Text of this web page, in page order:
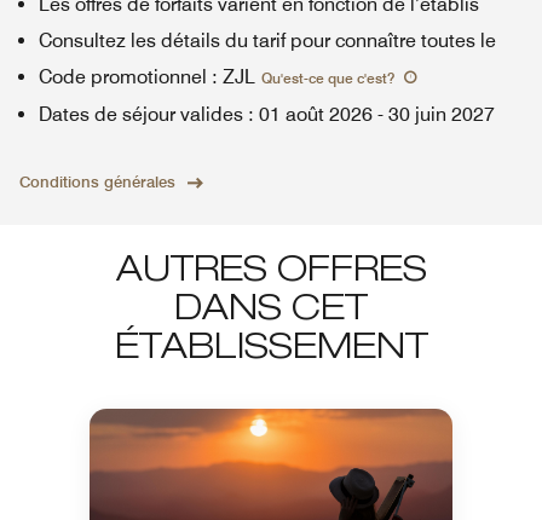
Consultez les détails du tarif pour connaître toutes le
Code promotionnel : ZJL Qu'est-ce que c'est?
Dates de séjour valides : 01 août 2026 - 30 juin 2027
Conditions générales
AUTRES OFFRES
DANS CET
ÉTABLISSEMENT